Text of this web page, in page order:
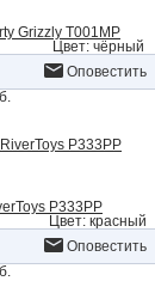
Grizzly Т001МР
Цвет: чёрный
Оповестить
P333PP
Цвет: красный
Оповестить